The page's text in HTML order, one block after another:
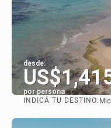
desde:
por persona
INDICÁ TU DESTINO: